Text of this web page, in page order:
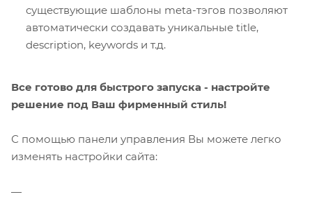
существующие шаблоны meta-тэгов позволяют
автоматически создавать уникальные title,
description, keywords и т.д.
Все готово для быстрого запуска - настройте
решение под Ваш фирменный стиль!
С помощью панели управления Вы можете легко
изменять настройки сайта: